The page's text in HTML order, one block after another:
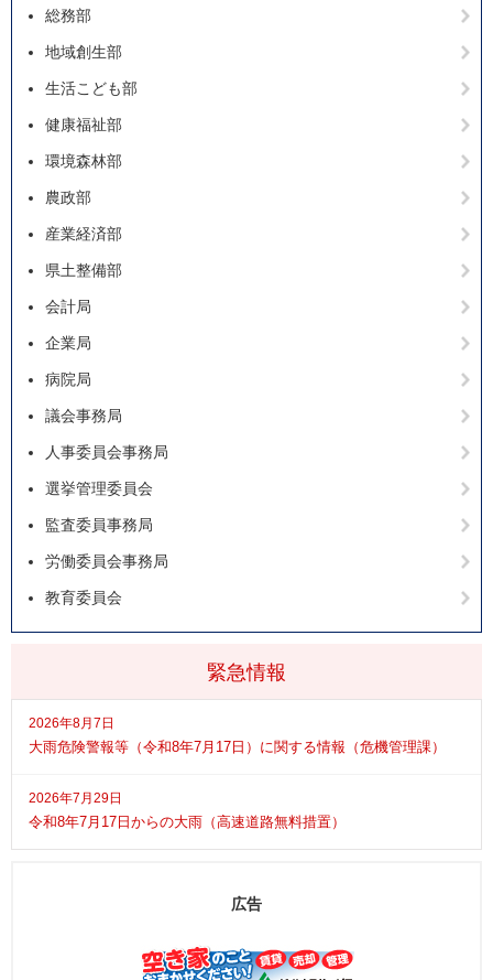
緊急情報
2026年8月7日
大雨危険警報等（令和8年7月17日）に関する情報（危機管理課）
2026年7月29日
令和8年7月17日からの大雨（高速道路無料措置）
総務部
地域創生部
生活こども部
健康福祉部
環境森林部
農政部
産業経済部
県土整備部
会計局
企業局
病院局
議会事務局
人事委員会事務局
選挙管理委員会
監査委員事務局
労働委員会事務局
教育委員会
広告